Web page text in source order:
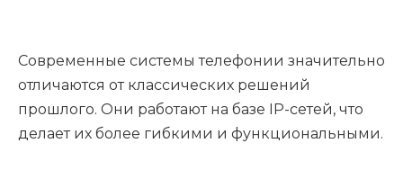
Современные системы телефонии значительно
отличаются от классических решений
прошлого. Они работают на базе IP-сетей, что
делает их более гибкими и функциональными.